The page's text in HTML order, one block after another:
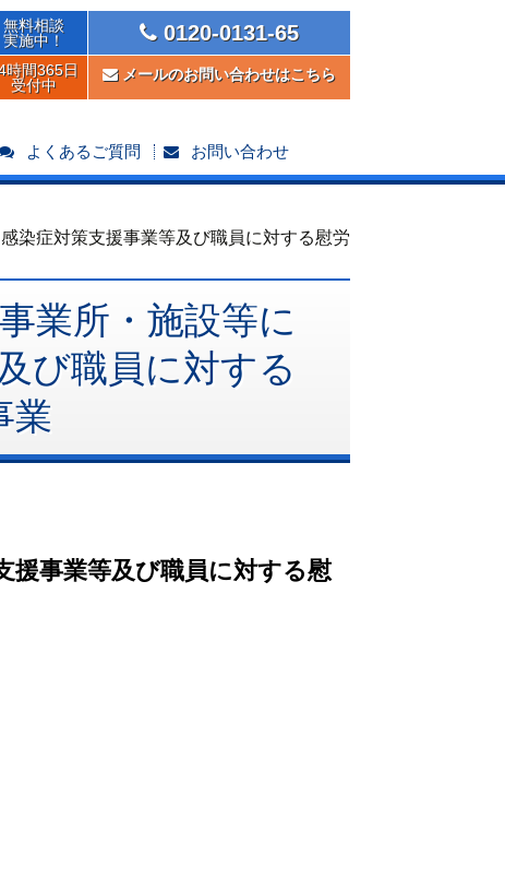
無料相談
実施中！
0120-0131-65
時間365日
受付中
メールのお問い合わせはこちら
よくあるご質問 お問い合わせ
染症対策支援事業等及び職員に対する慰労
業所・施設等に
び職員に対する
業
援事業等及び職員に対する慰